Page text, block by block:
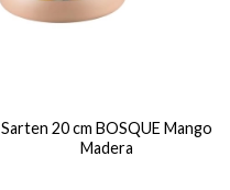
Sarten 20 cm BOSQUE Mango
Madera